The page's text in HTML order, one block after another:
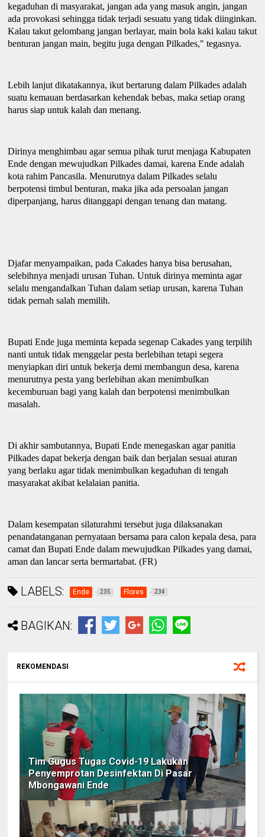
kegaduhan di masyarakat, jangan ada yang masuk angin, jangan
ada provokasi sehingga tidak terjadi sesuatu yang tidak diinginkan.
Kalau takut gelombang jangan berlayar, main bola kaki kalau takut
benturan jangan main, begitu juga dengan Pilkades,"tegasnya.
Lebih lanjut dikatakannya, ikut bertarung dalam Pilkades adalah
suatu kemauan berdasarkan kehendak bebas, maka setiap orang
harus siap untuk kalah dan menang.
Dirinya menghimbau agar semua pihak turut menjaga Kabupaten
Ende dengan mewujudkan Pilkades damai, karena Ende adalah
kota rahim Pancasila. Menurutnya dalam Pilkades selalu
berpotensi timbul benturan, maka jika ada persoalan jangan
diperpanjang, harus ditanggapi dengan tenang dan matang.
Djafar menyampaikan, pada Cakades hanya bisa berusahan,
selebihnya menjadi urusan Tuhan. Untuk dirinya memintaagar
selalu mengandalkan Tuhan dalam setiap urusan, karena Tuhan
tidak pernah salah memilih.
Bupati Ende juga meminta kepada segenap Cakades yang terpilih
nanti untuk tidak menggelar pesta berlebihan tetapi segera
menyiapkan diri untuk bekerja demi membangun desa, karena
menurutnya pesta yang berlebihan akan menimbulkan
kecemburuan bagi yang kalah dan berpotensi menimbulkan
masalah.
Di akhir sambutannya, Bupati Ende menegaskan agar panitia
Pilkades dapat bekerja dengan baik dan berjalan sesuai aturan
yang berlaku agar tidak menimbulkan kegaduhan di tengah
masyarakat akibat kelalaian panitia.
Dalam kesempatan silaturahmi tersebut juga dilaksanakan
penandatanganan pernyataan bersama para calon kepaladesa,para
camat dan Bupati Ende dalam mewujudkan Pilkades yang damai,
aman dan lancar serta bermartabat. (FR)
LABELS: Ende 235 Flores 234
BAGIKAN:
REKOMENDASI
Tim Gugus Tugas Covid-19 Lakukan
Penyemprotan Desinfektan Di Pasar
Mbongawani Ende